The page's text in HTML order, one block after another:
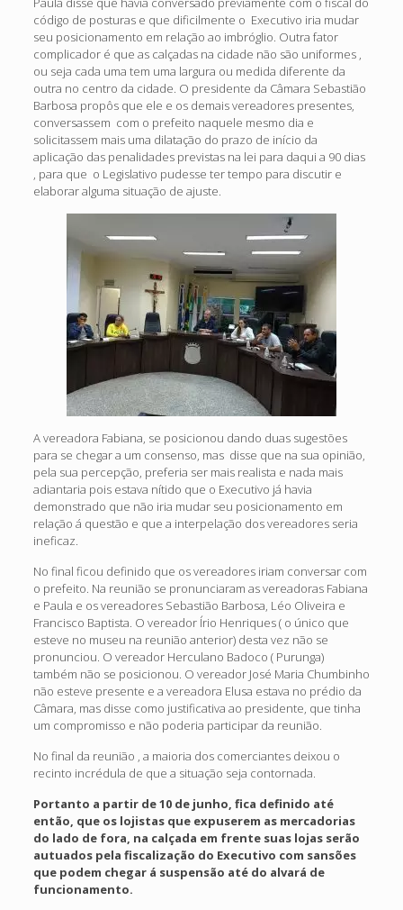
código de posturas e que dificilmente o Executivo iria mudar
seu posicionamento em relação ao imbróglio. Outra fator
complicador é que as calçadas na cidade não são uniformes ,
ou seja cada uma tem uma largura ou medida diferente da
outra no centro da cidade. O presidente da Câmara Sebastião
Barbosa propôs que ele e os demais vereadores presentes,
conversassem com o prefeito naquele mesmo dia e
solicitassem mais uma dilatação do prazo de início da
aplicação das penalidades previstas na lei para daqui a 90 dias
, para que o Legislativo pudesse ter tempo para discutir e
elaborar alguma situação de ajuste.
A vereadora Fabiana, se posicionou dando duas sugestões
para se chegar a um consenso, mas disse que na sua opinião,
pela sua percepção, preferia ser mais realista e nada mais
adiantaria pois estava nítido que o Executivo já havia
demonstrado que não iria mudar seu posicionamento em
relação á questão e que a interpelação dos vereadores seria
ineficaz.
No final ficou definido que os vereadores iriam conversar com
o prefeito. Na reunião se pronunciaram as vereadoras Fabiana
e Paula e os vereadores Sebastião Barbosa, Léo Oliveira e
Francisco Baptista. O vereador Írio Henriques ( o único que
esteve no museu na reunião anterior) desta vez não se
pronunciou. O vereador Herculano Badoco ( Purunga)
também não se posicionou. O vereador José Maria Chumbinho
não esteve presente e a vereadora Elusa estava no prédio da
Câmara, mas disse como justificativa ao presidente, que tinha
um compromisso e não poderia participar da reunião.
No final da reunião , a maioria dos comerciantes deixou o
recinto incrédula de que a situação seja contornada.
Portanto a partir de 10 de junho, fica definido até
então, que os lojistas que expuserem as mercadorias
do lado de fora, na calçada em frente suas lojas serão
autuados pela fiscalização do Executivo com sansões
que podem chegar á suspensão até do alvará de
funcionamento.